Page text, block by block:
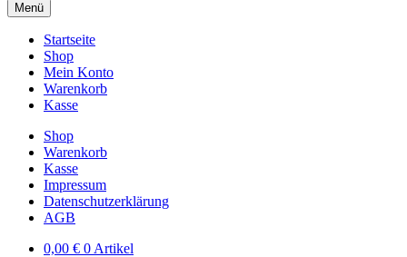
Menü
Startseite
Shop
Mein Konto
Warenkorb
Kasse
Shop
Warenkorb
Kasse
Impressum
Datenschutzerklärung
AGB
0,00 € 0 Artikel